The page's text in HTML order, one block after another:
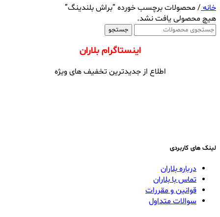
خانه/ محصولات برچسب خورده “براش بلندینگ”
هیچ محصولی یافت نشد.
جستجو
اینستاگرام بلاران
اطلاع از جدیدترین تخفیف های ویژه
لینک های کاربردی
درباره بلاران
تماس با بلاران
قوانین و مقررات
سوالات متداول